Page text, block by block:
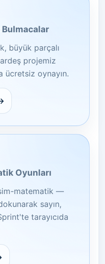
büyük parçalı
projemiz
ücretsiz oynayın.
Oyunları
matematik —
sayın,
tarayıcıda